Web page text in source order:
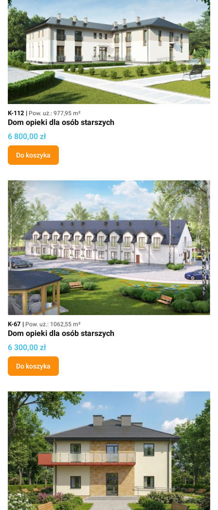
Kod
K-112 Powierzchnia użytkowa
Pow. uż.: 977,95 m²
Dom opieki dla osób starszych
Cena projektu
6 800,00 zł
Do koszyka
Kod
K-67 Powierzchnia użytkowa
Pow. uż.: 1062,55 m²
Dom opieki dla osób starszych
Cena projektu
6 300,00 zł
Do koszyka